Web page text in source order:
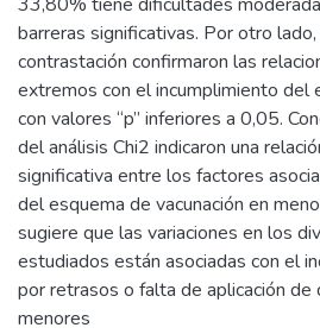
barreras significativas. Por otro
contrastación confirmaron las
extremos con el incumplimiento del
con valores “p” inferiores a 0,05.
del análisis Chi2 indicaron una
significativa entre los factores
del esquema de vacunación en
sugiere que las variaciones en los
estudiados están asociadas con el
por retrasos o falta de aplicación
menores